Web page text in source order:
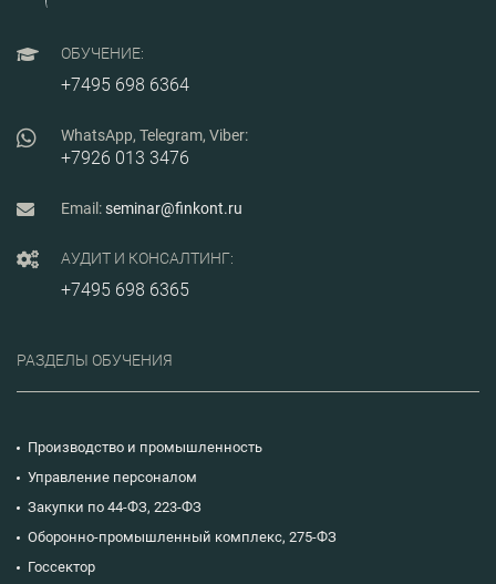
ОБУЧЕНИЕ:
+7495 698 6364
WhatsApp, Telegram, Viber:
+7926 013 3476
Email:seminar@finkont.ru
АУДИТ И КОНСАЛТИНГ:
+7495 698 6365
РАЗДЕЛЫ ОБУЧЕНИЯ
Производство и промышленность
Управление персоналом
Закупки по 44-ФЗ, 223-ФЗ
Оборонно-промышленный комплекс, 275-ФЗ
Госсектор